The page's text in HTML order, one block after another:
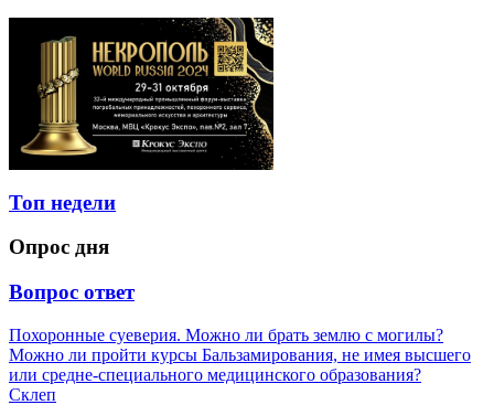
Топ недели
Опрос дня
Вопрос ответ
Похоронные суеверия. Можно ли брать землю с могилы?
Можно ли пройти курсы Бальзамирования, не имея высшего
или средне-специального медицинского образования?
Склеп